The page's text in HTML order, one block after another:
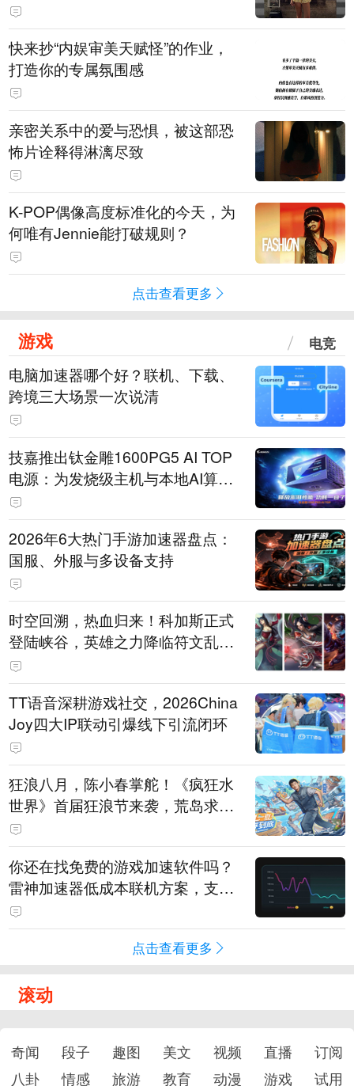
快来抄“内娱审美天赋怪”的作业，
打造你的专属氛围感
亲密关系中的爱与恐惧，被这部恐
怖片诠释得淋漓尽致
K-POP偶像高度标准化的今天，为
何唯有Jennie能打破规则？
点击查看更多
游戏 电竞
电脑加速器哪个好？联机、下载、
跨境三大场景一次说清
技嘉推出钛金雕1600PG5 AI TOP
电源：为发烧级主机与本地AI算力
打造旗舰供电方案
2026年6大热门手游加速器盘点：
国服、外服与多设备支持
时空回溯，热血归来！科加斯正式
登陆峡谷，英雄之力降临符文乱
斗！
TT语音深耕游戏社交，2026China
Joy四大IP联动引爆线下引流闭环
狂浪八月，陈小春掌舵！《疯狂水
世界》首届狂浪节来袭，荒岛求生
直播即将开启
你还在找免费的游戏加速软件吗？
雷神加速器低成本联机方案，支持
免费试用
点击查看更多
滚动
奇闻 段子 趣图 美文 视频 直播
订阅
八卦
情感 旅游 教育 动漫 游戏 试用